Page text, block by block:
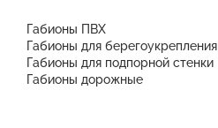
Габионы ПВХ
Габионы для берегоукрепления
Габионы для подпорной стенки
Габионы дорожные